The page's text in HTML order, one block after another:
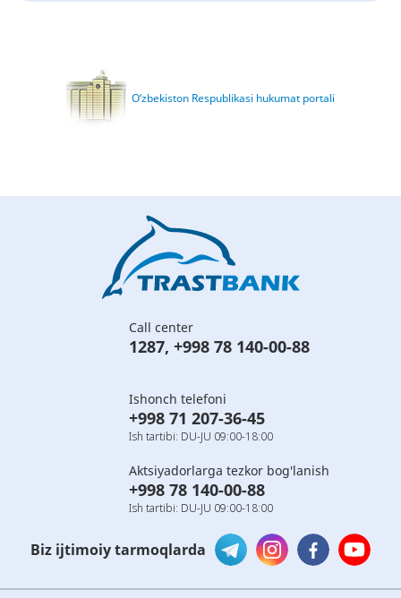
O‘zbekiston Respublikasi hukumat portali
Call center
1287, +998 78 140-00-88
Ishonch telefoni
+998 71 207-36-45
Ish tartibi: DU-JU 09:00-18:00
Aktsiyadorlarga tezkor bog'lanish
+998 78 140-00-88
Ish tartibi: DU-JU 09:00-18:00
Biz ijtimoiy tarmoqlarda